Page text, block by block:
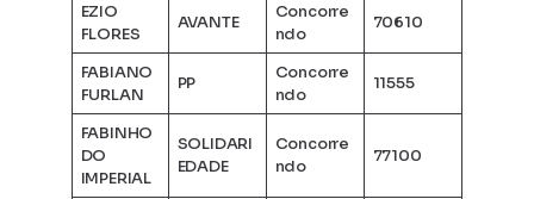
EZIO
FLORES
AVANTE
Concorre
ndo
70610
FABIANO
FURLAN
PP
Concorre
ndo
11555
FABINHO
DO
IMPERIAL
SOLIDARI
EDADE
Concorre
ndo
77100